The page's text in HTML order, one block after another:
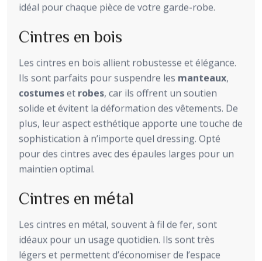
idéal pour chaque pièce de votre garde-robe.
Cintres en bois
Les cintres en bois allient robustesse et élégance.
Ils sont parfaits pour suspendre les manteaux,
costumeset robes, car ils offrent un soutien
solide et évitent la déformation des vêtements. De
plus, leur aspect esthétique apporte une touche de
sophistication à n’importe quel dressing. Opté
pour des cintres avec des épaules larges pour un
maintien optimal.
Cintres en métal
Les cintres en métal, souvent à fil de fer, sont
idéaux pour un usage quotidien. Ils sont très
légers et permettent d’économiser de l’espace